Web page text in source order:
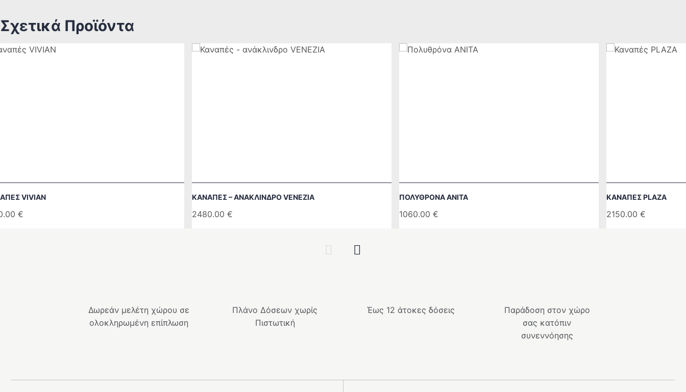
Σχετικά Προϊόντα
Previous
VIVIAN
€
ΚΑΝΑΠΈΣ – ΑΝΆΚΛΙΝΔΡΟ VENEZIA
2480.00 €
ΠΟΛΥΘΡΌΝΑ ANITA
1060.00 €
ΚΑΝΑΠΈΣ PLAZA
2150.00 €
Next
Δωρεάν μελέτη χώρου σε
ολοκληρωμένη επίπλωση
Πλάνο Δόσεων χωρίς
Πιστωτική
Έως 12 άτοκες δόσεις
Παράδοση στον χώρο
σας κατόπιν
συνεννόησης